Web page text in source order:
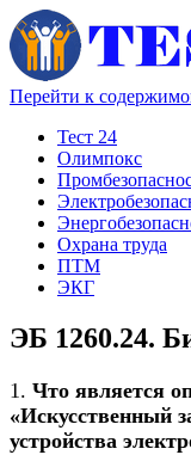
Перейти к
Тест 24
Олимпокс
Охрана труда
ПТМ
ЭКГ
ЭБ 1260.24.
1. Что является
«Искусственный
устройства